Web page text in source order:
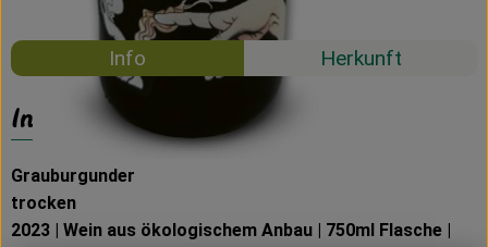
#58733 20,59 €/ 0,75 l
Info Herkunft
Info
Grauburgunder
trocken
2023 | Wein aus ökologischem Anbau | 750ml Flasche |